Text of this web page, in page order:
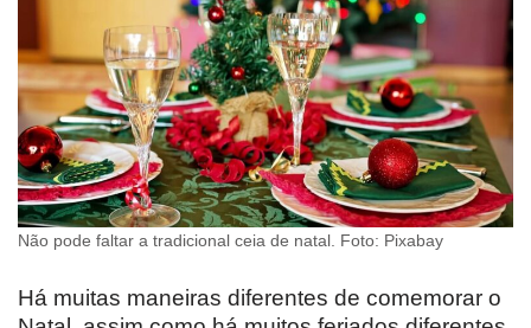
Não pode faltar a tradicional ceia de natal. Foto: Pixabay
Há muitas maneiras diferentes de comemorar o